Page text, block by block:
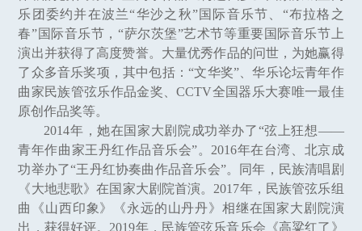
乐团委约并在波兰“华沙之秋”国际音乐节、“布拉格之
春”国际音乐节，“萨尔茨堡”艺术节等重要国际音乐节上
演出并获得了高度赞誉。大量优秀作品的问世，为她赢得
了众多音乐奖项，其中包括：“文华奖”、华乐论坛青年作
曲家民族管弦乐作品金奖、CCTV全国器乐大赛唯一最佳
原创作品奖等。
2014年，她在国家大剧院成功举办了“弦上狂想——
青年作曲家王丹红作品音乐会”。2016年在台湾、北京成
功举办了“王丹红协奏曲作品音乐会”。同年，民族清唱剧
《大地悲歌》在国家大剧院首演。2017年，民族管弦乐组
曲《山西印象》《永远的山丹丹》相继在国家大剧院演
出，获得好评。2019年，民族管弦乐音乐会《高粱红了》